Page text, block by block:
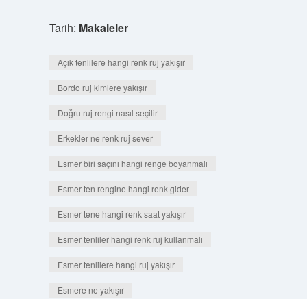
Tarih: Makaleler
Açık tenlilere hangi renk ruj yakışır
Bordo ruj kimlere yakışır
Doğru ruj rengi nasıl seçilir
Erkekler ne renk ruj sever
Esmer biri saçını hangi renge boyanmalı
Esmer ten rengine hangi renk gider
Esmer tene hangi renk saat yakışır
Esmer tenliler hangi renk ruj kullanmalı
Esmer tenlilere hangi ruj yakışır
Esmere ne yakışır